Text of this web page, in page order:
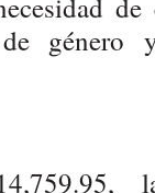
género